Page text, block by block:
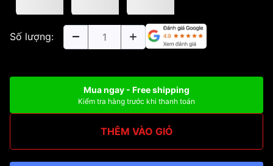
Số lượng:
Mua ngay - Free shipping
Kiểm tra hàng trước khi thanh toán
THÊM VÀO GIỎ